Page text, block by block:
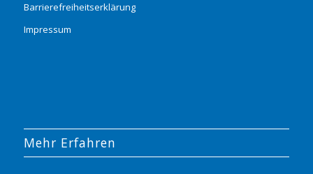
Barrierefreiheitserklärung
Impressum
Mehr Erfahren